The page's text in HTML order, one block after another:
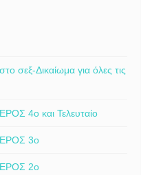
σεξ-Δικαίωμα για όλες τις
4ο και Τελευταίο
3ο
2ο